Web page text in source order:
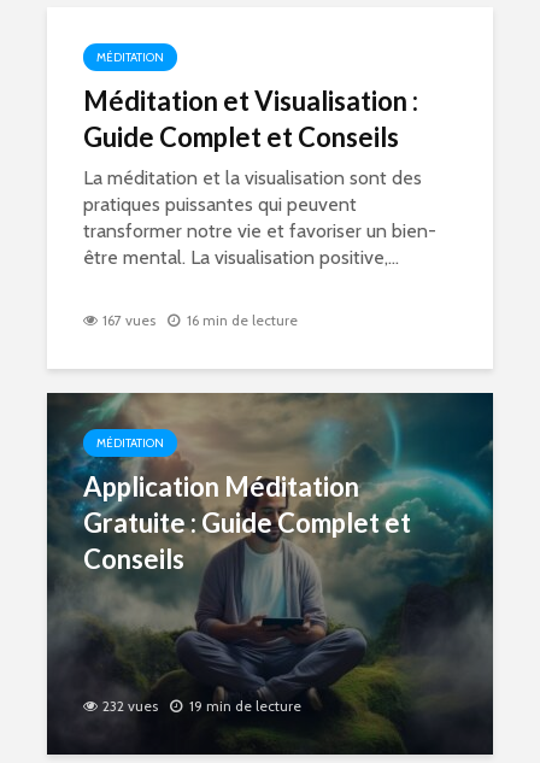
MÉDITATION
Méditation et Visualisation :
Guide Complet et Conseils
La méditation et la visualisation sont des
pratiques puissantes qui peuvent
transformer notre vie et favoriser un bien-
être mental. La visualisation positive,...
167 vues 16 min de lecture
MÉDITATION
Application Méditation
Gratuite : Guide Complet et
Conseils
232 vues 19 min de lecture